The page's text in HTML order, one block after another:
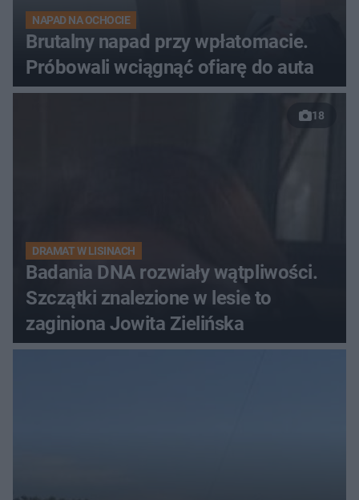
NAPAD NA OCHOCIE
Brutalny napad przy wpłatomacie.
Próbowali wciągnąć ofiarę do auta
18
DRAMAT W LISINACH
Badania DNA rozwiały wątpliwości.
Szczątki znalezione w lesie to
zaginiona Jowita Zielińska